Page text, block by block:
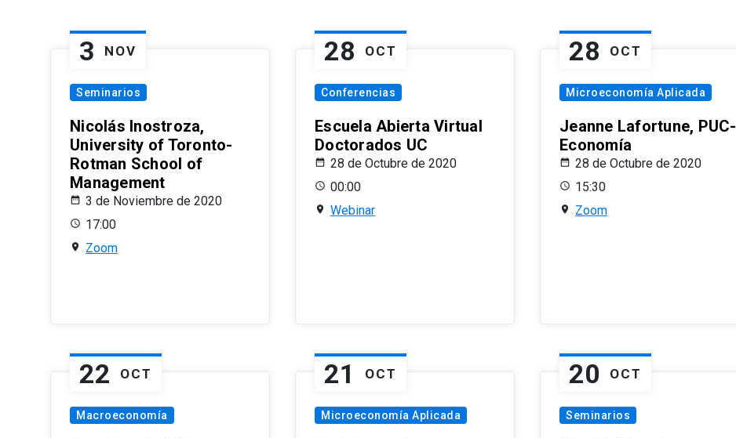
3 NOV
Seminarios
Nicolás Inostroza,
University of Toronto-
Rotman School of
Management
3 de Noviembre de 2020
17:00
Zoom
28 OCT
Conferencias
Escuela Abierta Virtual
Doctorados UC
28 de Octubre de 2020
00:00
Webinar
28 OCT
Microeconomía Aplicada
Jeanne Lafortune, PUC-
Economía
28 de Octubre de 2020
15:30
Zoom
22 OCT
Macroeconomía
21 OCT
Microeconomía Aplicada
20 OCT
Seminarios